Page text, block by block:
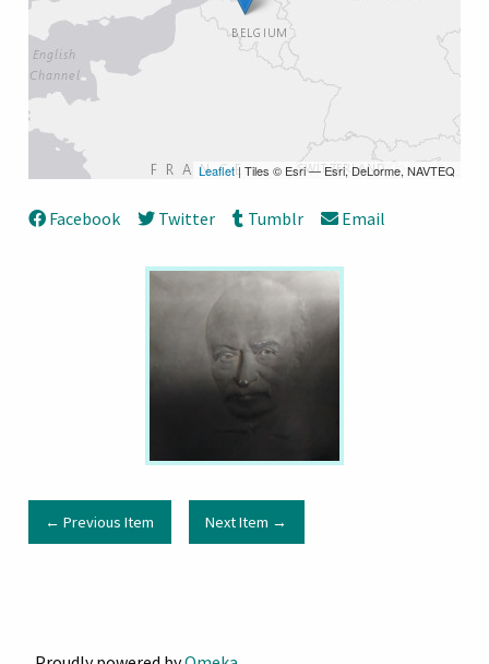
Leaflet| Tiles © Esri — Esri, DeLorme, NAVTEQ
Facebook Twitter Tumblr Email
← Previous Item Next Item →